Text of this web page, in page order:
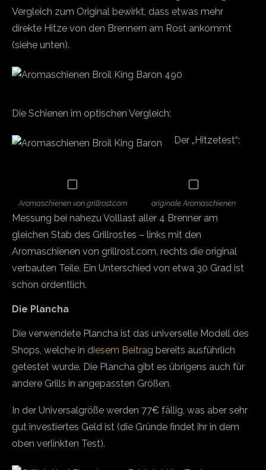
Vergleich zum Original bewirkt, dass etwas mehr
direkte Hitze von den Brennern am Rost ankommt
(siehe unten).
Die Schienen im optischen Vergleich:
Der „Hitzetest“:
Aromaschienen von grillrost.com originale Aromaschienen
Messung bei nahezu Volllast aller 4 Brenner am
gleichen Stab des Grillrostes – links mit den
Aromaschienen von grillrost.com, rechts die original
verbauten Teile. Ein Unterschied von etwa 30 Grad ist
schon ordentlich.
Die Plancha
Die verwendete Plancha ist das universelle Modell des
Shops, welche in diesem Beitrag bereits ausführlich
getestet wurde. Die Plancha gibt es übrigens auch für
andere Grills in angepassten Größen.
In der Universalgröße werden 77€ fällig, was aber sehr
gut investiertes Geld ist (die Gründe findet ihr in dem
oben verlinkten Test).